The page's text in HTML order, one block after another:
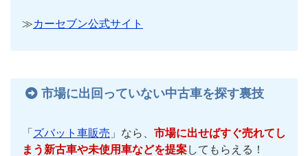
≫カーセブン公式サイト
市場に出回っていない中古車を探す裏技
「 ズバット車販売 」なら、 市場に出せばすぐ売れてし
まう新古車や未使用車などを提案してもらえる！